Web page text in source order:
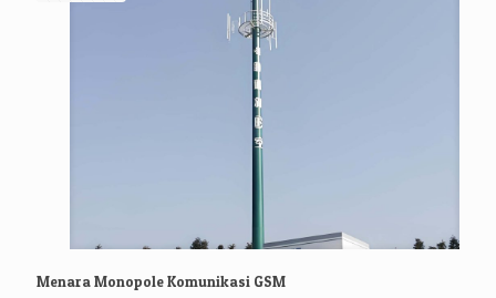
Menara Monopole Komunikasi GSM